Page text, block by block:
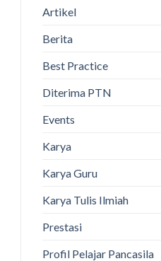
Artikel
Berita
Best Practice
Diterima PTN
Events
Karya
Karya Guru
Karya Tulis Ilmiah
Prestasi
Profil Pelajar Pancasila